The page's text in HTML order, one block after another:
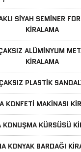
SIYAH SEMINER
KIRALAMA
ALÜMINYUM
KIRALAMA
PLASTIK
KONFETI MAKINASI
KONUŞMA KÜRSÜSÜ
KONYAK BARDAĞI